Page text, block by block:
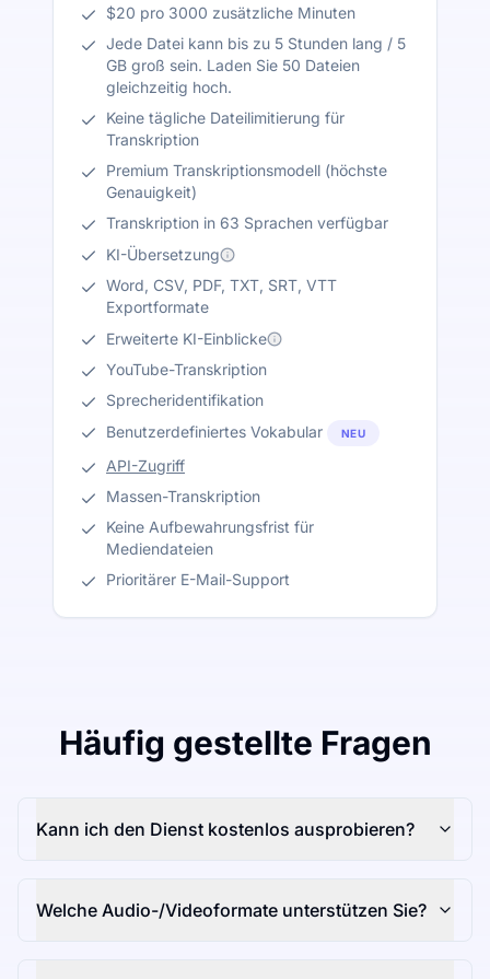
$20 pro 3000 zusätzliche Minuten
Jede Datei kann bis zu 5 Stunden lang / 5
GB groß sein. Laden Sie 50 Dateien
gleichzeitig hoch.
Keine tägliche Dateilimitierung für
Transkription
Premium Transkriptionsmodell (höchste
Genauigkeit)
Transkription in 63 Sprachen verfügbar
KI-Übersetzung
Word, CSV, PDF, TXT, SRT, VTT
Exportformate
Erweiterte KI-Einblicke
YouTube-Transkription
Sprecheridentifikation
Benutzerdefiniertes Vokabular
NEU
API-Zugriff
Massen-Transkription
Keine Aufbewahrungsfrist für
Mediendateien
Prioritärer E-Mail-Support
Häufig gestellte Fragen
Kann ich den Dienst kostenlos ausprobieren?
Welche Audio-/Videoformate unterstützen Sie?